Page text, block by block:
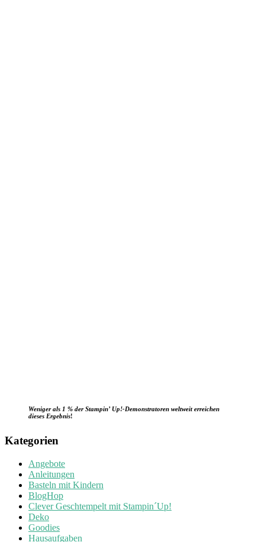
Weniger als 1 % der Stampin’ Up!-Demonstratoren weltweit erreichen
dieses Ergebnis!
Kategorien
Angebote
Anleitungen
Basteln mit Kindern
BlogHop
Clever Geschtempelt mit Stampin´Up!
Deko
Goodies
Hausaufgaben